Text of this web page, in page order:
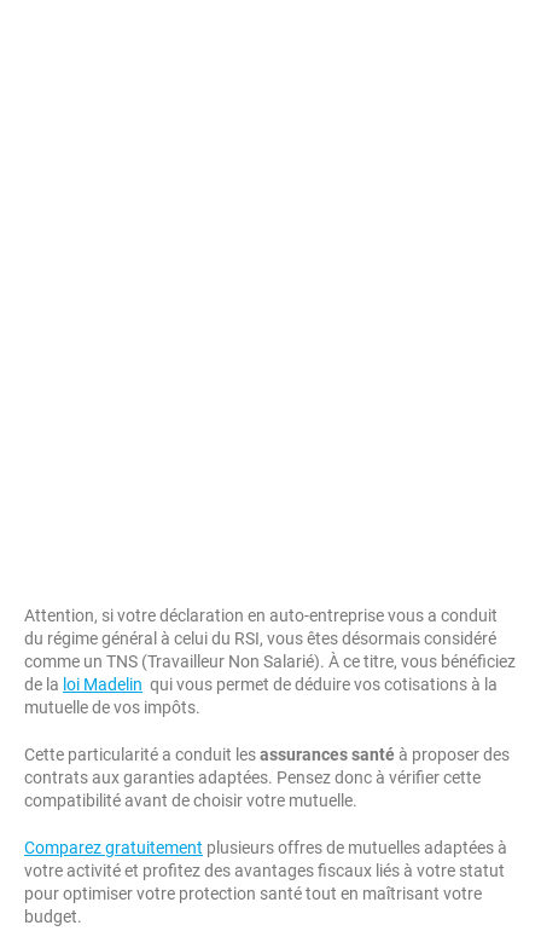
Attention, si votre déclaration en auto-entreprise vous a conduit
du régime général à celui du RSI, vous êtes désormais considéré
comme un TNS (Travailleur Non Salarié). À ce titre, vous bénéficiez
de la loi Madelin qui vous permet de déduire vos cotisations à la
mutuelle de vos impôts.
Cette particularité a conduit lesassurances santéà proposer des
contrats aux garanties adaptées. Pensez donc à vérifier cette
compatibilité avant de choisir votre mutuelle.
Comparez gratuitement plusieurs offres de mutuelles adaptées à
votre activité et profitez des avantages fiscaux liés à votre statut
pour optimiser votre protection santé tout en maîtrisant votre
budget.